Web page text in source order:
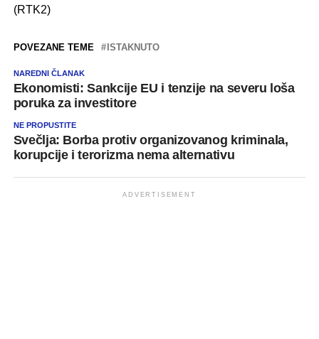
(RTK2)
POVEZANE TEME ISTAKNUTO
NAREDNI ČLANAK
Ekonomisti: Sankcije EU i tenzije na severu loša
poruka za investitore
NE PROPUSTITE
Svečlja: Borba protiv organizovanog kriminala,
korupcije i terorizma nema alternativu
ADVERTISEMENT